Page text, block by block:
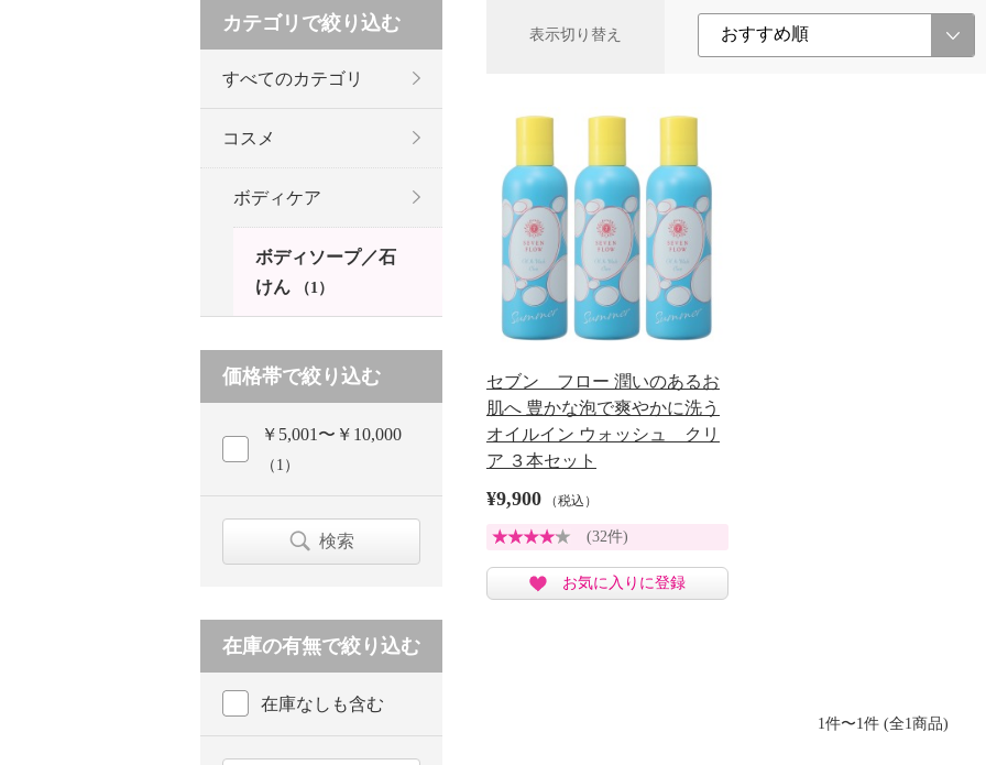
表示切り替え
セブン フロー 潤いのあるお
肌へ 豊かな泡で爽やかに洗う
オイルイン ウォッシュ クリ
ア ３本セット
¥9,900 （税込）
(32件)
お気に入りに登録
1件〜1件 (全1商品)
カテゴリで絞り込む
すべてのカテゴリ
コスメ
ボディケア
ボディソープ／石
けん
（1）
価格帯で絞り込む
￥5,001〜￥10,000
（1）
検索
在庫の有無で絞り込む
在庫なしも含む